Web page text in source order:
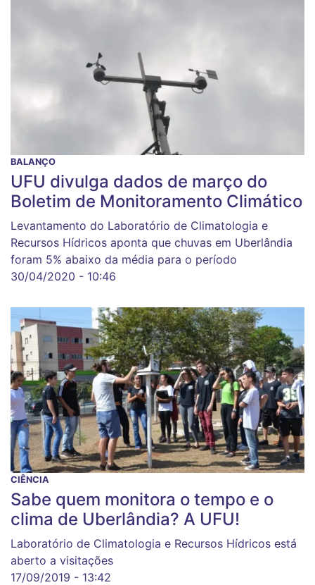
BALANÇO
UFU divulga dados de março do
Boletim de Monitoramento Climático
Levantamento do Laboratório de Climatologia e
Recursos Hídricos aponta que chuvas em Uberlândia
foram 5% abaixo da média para o período
30/04/2020 - 10:46
CIÊNCIA
Sabe quem monitora o tempo e o
clima de Uberlândia? A UFU!
Laboratório de Climatologia e Recursos Hídricos está
aberto a visitações
17/09/2019 - 13:42